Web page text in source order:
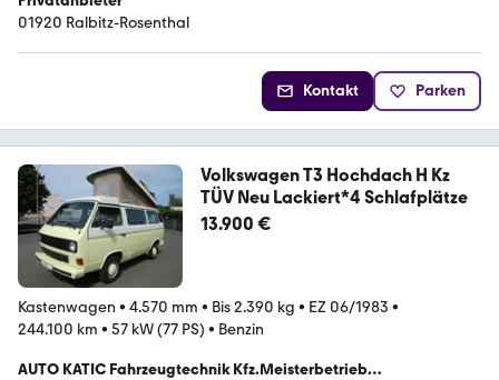
01920 Ralbitz-Rosenthal
Kontakt Parken
Volkswagen T3 Hochdach H Kz
TÜV Neu Lackiert*4 Schlafplätze
13.900 €
Kastenwagen • 4.570 mm • Bis 2.390 kg • EZ 06/1983 •
244.100 km • 57 kW (77 PS) • Benzin
AUTO KATIC Fahrzeugtechnik Kfz.Meisterbetrieb